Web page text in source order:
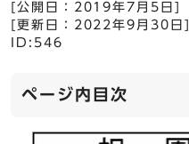
[公開日： 2019年7月5日
[更新日： 2022年9月30日
ID:546
ページ内目次